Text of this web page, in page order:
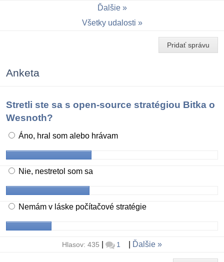
Ďalšie
Všetky udalosti
Pridať správu
Anketa
Stretli ste sa s open-source stratégiou Bitka o
Wesnoth?
Áno, hral som alebo hrávam
Nie, nestretol som sa
Nemám v láske počítačové stratégie
Hlasov: 435 1 Ďalšie